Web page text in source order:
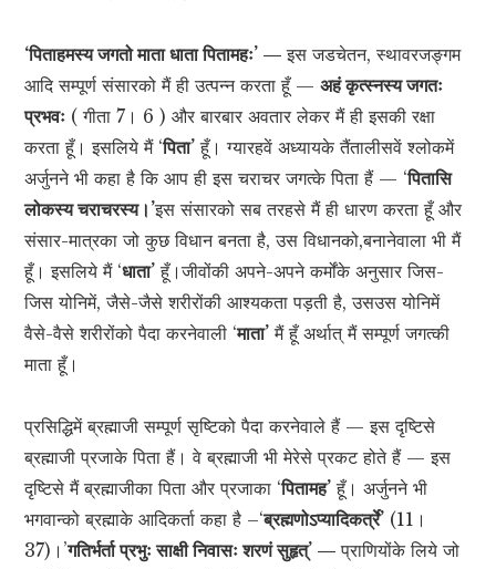
‘पिताहमस्य जगतो माता धाता पितामहः’ —इस जडचेतन, स्थावरजङ्गम
आदि सम्पूर्ण संसारको मैं ही उत्पन्न करता हूँ —अहं कृत्स्नस्य जगतः
प्रभवः ( गीता 7। 6 ) और बारबार अवतार लेकर मैं ही इसकी रक्षा
करता हूँ। इसलिये मैं ‘पिता’ हूँ। ग्यारहवें अध्यायके तैंतालीसवें श्लोकमें
अर्जुनने भी कहा है कि आप ही इस चराचर जगत्के पिता हैं — ‘पितासि
लोकस्य चराचरस्य।’इस संसारको सब तरहसे मैं ही धारण करता हूँ और
संसार-मात्रका जो कुछ विधान बनता है, उस विधानको,बनानेवाला भी मैं
हूँ। इसलिये मैं ‘धाता’ हूँ।जीवोंकी अपने-अपने कर्मोंके अनुसार जिस-
जिस योनिमें, जैसे-जैसे शरीरोंकी आश्यकता पड़ती है, उसउस योनिमें
वैसे-वैसे शरीरोंको पैदा करनेवाली ‘माता’ मैं हूँ अर्थात् मैं सम्पूर्ण जगत्की
माता हूँ।
प्रसिद्धिमें ब्रह्माजी सम्पूर्ण सृष्टिको पैदा करनेवाले हैं — इस दृष्टिसे
ब्रह्माजी प्रजाके पिता हैं। वे ब्रह्माजी भी मेरेसे प्रकट होते हैं — इस
दृष्टिसे मैं ब्रह्माजीका पिता और प्रजाका ‘पितामह’ हूँ। अर्जुनने भी
भगवान्को ब्रह्माके आदिकर्ता कहा है –‘ब्रह्मणोऽप्यादिकर्त्रे’ (11।
37)।’गतिर्भर्ता प्रभुः साक्षी निवासः शरणं सुहृत्’ —प्राणियोंके लिये जो